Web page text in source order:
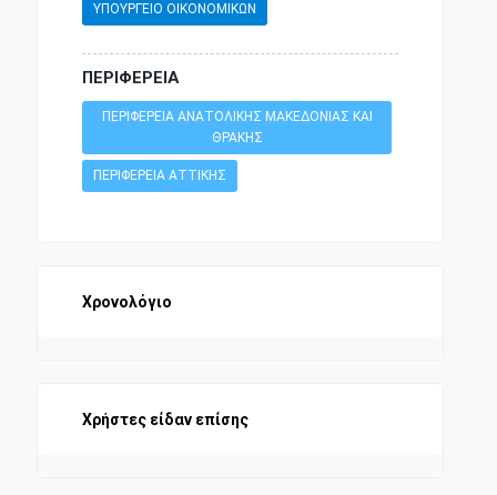
ΥΠΟΥΡΓΕΙΟ ΟΙΚΟΝΟΜΙΚΩΝ
ΠΕΡΙΦΕΡΕΙΑ
ΠΕΡΙΦΕΡΕΙΑ ΑΝΑΤΟΛΙΚΗΣ ΜΑΚΕΔΟΝΙΑΣ ΚΑΙ
ΘΡΑΚΗΣ
ΠΕΡΙΦΕΡΕΙΑ ΑΤΤΙΚΗΣ
Χρονολόγιο
Χρήστες είδαν επίσης